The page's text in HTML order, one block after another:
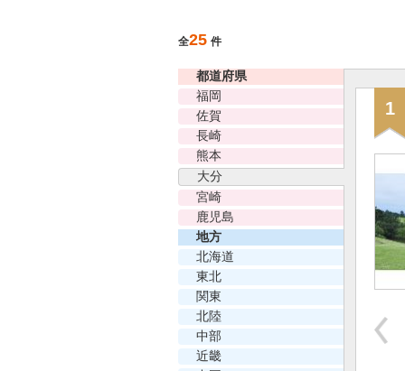
全25 件
都道府県
福岡
佐賀
長崎
熊本
大分
宮崎
鹿児島
地方
北海道
東北
関東
北陸
中部
近畿
1